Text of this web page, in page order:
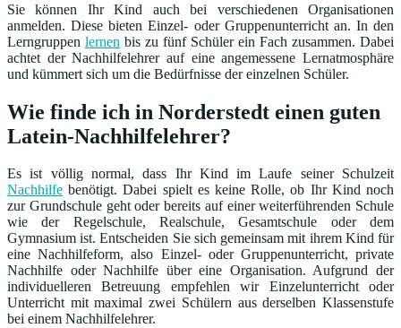
Sie können Ihr Kind auch bei verschiedenen Organisationen
anmelden. Diese bieten Einzel- oder Gruppenunterricht an. In den
Lerngruppen lernen bis zu fünf Schüler ein Fach zusammen. Dabei
achtet der Nachhilfelehrer auf eine angemessene Lernatmosphäre
und kümmert sich um die Bedürfnisse der einzelnen Schüler.
Wie finde ich in Norderstedt einen guten
Latein-Nachhilfelehrer?
Es ist völlig normal, dass Ihr Kind im Laufe seiner Schulzeit
Nachhilfe benötigt. Dabei spielt es keine Rolle, ob Ihr Kind noch
zur Grundschule geht oder bereits auf einer weiterführenden Schule
wie der Regelschule, Realschule, Gesamtschule oder dem
Gymnasium ist. Entscheiden Sie sich gemeinsam mit ihrem Kind für
eine Nachhilfeform, also Einzel- oder Gruppenunterricht, private
Nachhilfe oder Nachhilfe über eine Organisation. Aufgrund der
individuelleren Betreuung empfehlen wir Einzelunterricht oder
Unterricht mit maximal zwei Schülern aus derselben Klassenstufe
bei einem Nachhilfelehrer.